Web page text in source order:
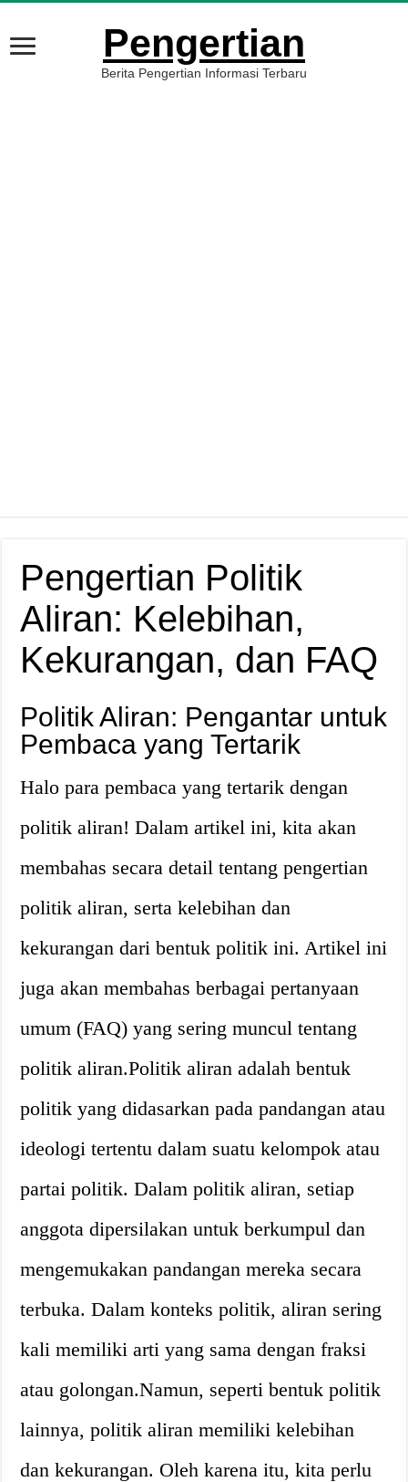
Pengertian
Berita Pengertian Informasi Terbaru
Pengertian Politik
Aliran: Kelebihan,
Kekurangan, dan FAQ
Politik Aliran: Pengantar untuk
Pembaca yang Tertarik
Halo para pembaca yang tertarik dengan
politik aliran! Dalam artikel ini, kita akan
membahas secara detail tentang pengertian
politik aliran, serta kelebihan dan
kekurangan dari bentuk politik ini. Artikel ini
juga akan membahas berbagai pertanyaan
umum (FAQ) yang sering muncul tentang
politik aliran.Politik aliran adalah bentuk
politik yang didasarkan pada pandangan atau
ideologi tertentu dalam suatu kelompok atau
partai politik. Dalam politik aliran, setiap
anggota dipersilakan untuk berkumpul dan
mengemukakan pandangan mereka secara
terbuka. Dalam konteks politik, aliran sering
kali memiliki arti yang sama dengan fraksi
atau golongan.Namun, seperti bentuk politik
lainnya, politik aliran memiliki kelebihan
dan kekurangan. Oleh karena itu, kita perlu